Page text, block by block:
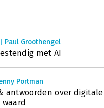
Paul Groothengel
met AI
Portman
antwoorden over